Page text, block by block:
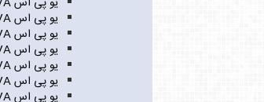
یو پی اس 80KVA
یو پی اس 100KVA
یو پی اس 120KVA
یو پی اس 160KVA
یو پی اس 200KVA
یو پی اس 250KVA